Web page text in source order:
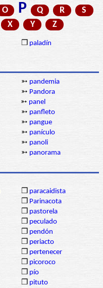
O P Q R
S
X Y Z
❒ paladín
➳ pandemia
➳ Pandora
➳ panel
➳ panfleto
➳ pangue
➳ panículo
➳ panoli
➳ panorama
❒ paracaidista
❒ Parinacota
❒ pastorela
❒ peculado
❒ pendón
❒ periacto
❒ pertenecer
❒ picoroco
❒ pío
❒ pituto